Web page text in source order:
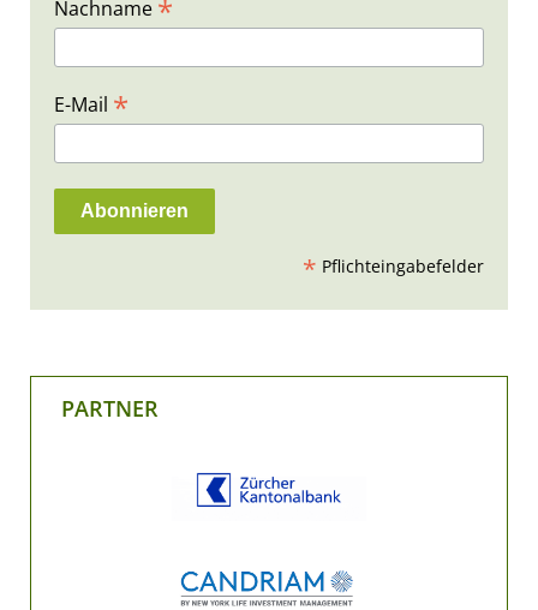
Nachname *
E-Mail *
* Pflichteingabefelder
PARTNER